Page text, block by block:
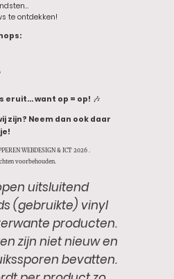
te ontdekken!
eruit… want op = op! 🎶
zijn? Neem dan ook daar
WEBDESIGN & ICT 2026 .
voorbehouden.
uitsluitend
(gebruikte) vinyl
producten.
zijn niet nieuw en
bevatten.